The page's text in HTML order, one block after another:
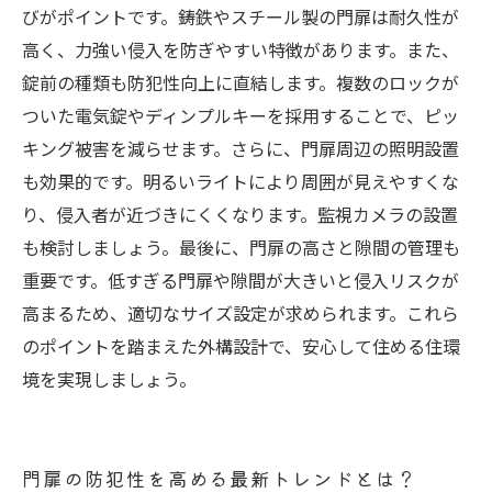
びがポイントです。鋳鉄やスチール製の門扉は耐久性が
高く、力強い侵入を防ぎやすい特徴があります。また、
錠前の種類も防犯性向上に直結します。複数のロックが
ついた電気錠やディンプルキーを採用することで、ピッ
キング被害を減らせます。さらに、門扉周辺の照明設置
も効果的です。明るいライトにより周囲が見えやすくな
り、侵入者が近づきにくくなります。監視カメラの設置
も検討しましょう。最後に、門扉の高さと隙間の管理も
重要です。低すぎる門扉や隙間が大きいと侵入リスクが
高まるため、適切なサイズ設定が求められます。これら
のポイントを踏まえた外構設計で、安心して住める住環
境を実現しましょう。
門扉の防犯性を高める最新トレンドとは？